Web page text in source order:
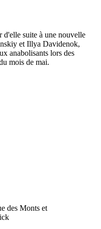
d'elle suite à une nouvelle
et Illya Davidenok,
anabolisants lors des
mois de mai.
des Monts et